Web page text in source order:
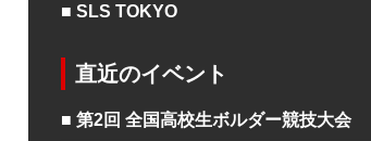
■ SLS TOKYO
直近のイベント
■ 第2回 全国高校生ボルダー競技大会